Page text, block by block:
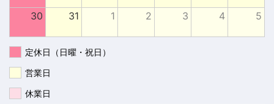
30 31 1 2 3 4 5
定休日（日曜・祝日）
営業日
休業日